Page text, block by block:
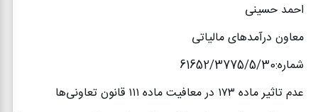
احمد حسینی
معاون درآمدهای مالیاتی
شماره:61652/3775/5/30
عدم تاثیر ماده ۱۷۳ در معافیت ماده ۱۱۱ قانون تعاونی‌ها